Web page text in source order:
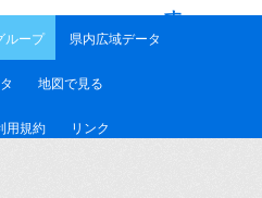
す
ループ 県内広域データ
地図で見る
用規約 リンク